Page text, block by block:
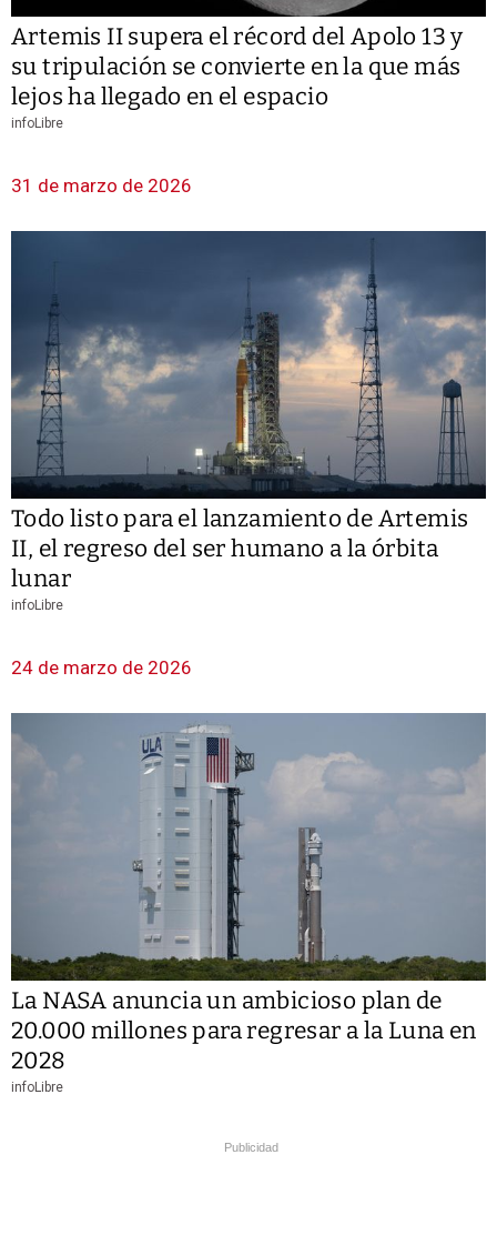
Artemis II supera el récord del Apolo 13 y
su tripulación se convierte en la que más
lejos ha llegado en el espacio
infoLibre
31 de marzo de 2026
Todo listo para el lanzamiento de Artemis
II, el regreso del ser humano a la órbita
lunar
infoLibre
24 de marzo de 2026
La NASA anuncia un ambicioso plan de
20.000 millones para regresar a la Luna en
2028
infoLibre
Publicidad